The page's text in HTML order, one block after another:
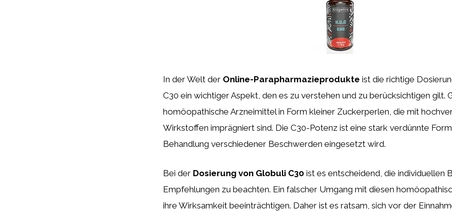
In der Welt der Online-Parapharmazieprodukte ist die richtige
C30 ein wichtiger Aspekt, den es zu verstehen und zu berücksichtigen gilt.
homöopathische Arzneimittel in Form kleiner Zuckerperlen, die mit
Wirkstoffen imprägniert sind. Die C30-Potenz ist eine stark verdünnte
Behandlung verschiedener Beschwerden eingesetzt wird.
Bei der Dosierung von Globuli C30 ist es entscheidend, die individuellen
Empfehlungen zu beachten. Ein falscher Umgang mit diesen
ihre Wirksamkeit beeinträchtigen. Daher ist es ratsam, sich vor der